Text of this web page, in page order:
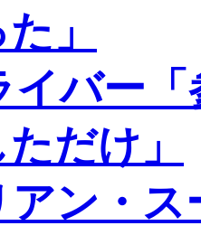
」
イバー
だけ」
アン・